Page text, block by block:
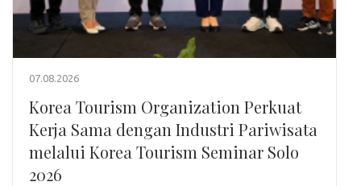
07.08.2026
Korea Tourism Organization Perkuat
Kerja Sama dengan Industri Pariwisata
melalui Korea Tourism Seminar Solo
2026